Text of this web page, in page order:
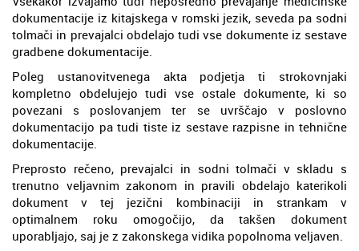
dokumentacije iz kitajskega v romski jezik, seveda pa sodni
tolmači in prevajalci obdelajo tudi vse dokumente iz sestave
gradbene dokumentacije.
Poleg ustanovitvenega akta podjetja ti strokovnjaki
kompletno obdelujejo tudi vse ostale dokumente, ki so
povezani s poslovanjem ter se uvrščajo v poslovno
dokumentacijo pa tudi tiste iz sestave razpisne in tehnične
dokumentacije.
Preprosto rečeno, prevajalci in sodni tolmači v skladu s
trenutno veljavnim zakonom in pravili obdelajo katerikoli
dokument v tej jezični kombinaciji in strankam v
optimalnem roku omogočijo, da takšen dokument
uporabljajo, saj je z zakonskega vidika popolnoma veljaven.